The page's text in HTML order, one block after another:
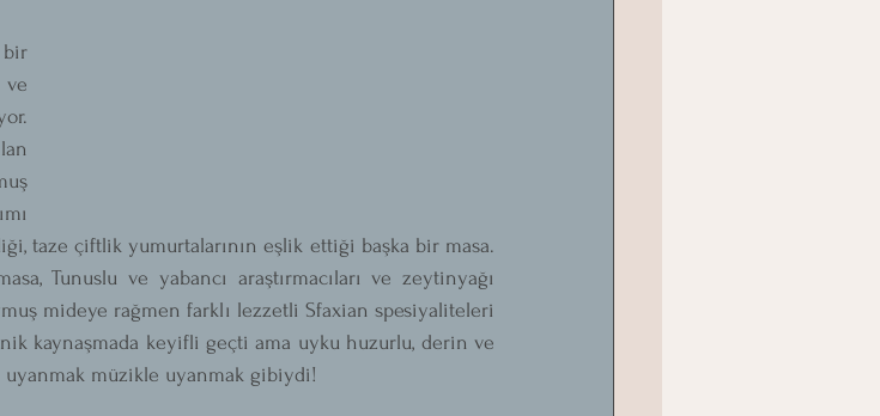
bir
ve
taze çiftlik yumurtalarının eşlik ettiği başka bir masa.
Tunuslu ve yabancı araştırmacıları ve zeytinyağı
mideye rağmen farklı lezzetli Sfaxian spesiyaliteleri
kaynaşmada keyifli geçti ama uyku huzurlu, derin ve
müzikle uyanmak gibiydi!